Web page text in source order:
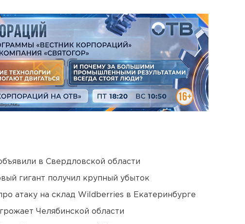
в Свердловской области
гигант получил крупный убыток
атаку на склад Wildberries в Екатеринбурге
Челябинской области